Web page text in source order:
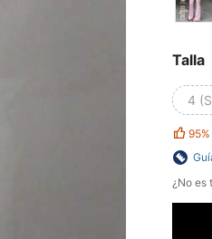
Talla
4
95%
¿No es